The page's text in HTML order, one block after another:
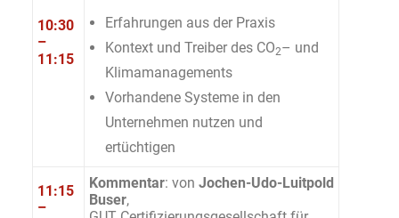
10:30
–
11:15
Erfahrungen aus der Praxis
Kontext und Treiber des CO2– und
Klimamanagements
Vorhandene Systeme in den
Unternehmen nutzen und
ertüchtigen
11:15
–
Kommentar: von Jochen-Udo-Luitpold
Buser,